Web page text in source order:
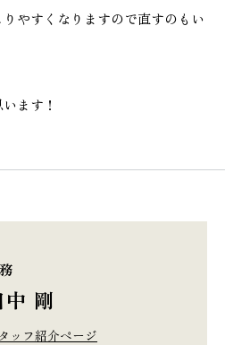
やすくなりますので直すのもい
ます！
中 剛
ッフ紹介ページ